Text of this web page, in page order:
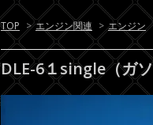
TOP > エンジン関連 > エンジン
DLE-6１single（ガ